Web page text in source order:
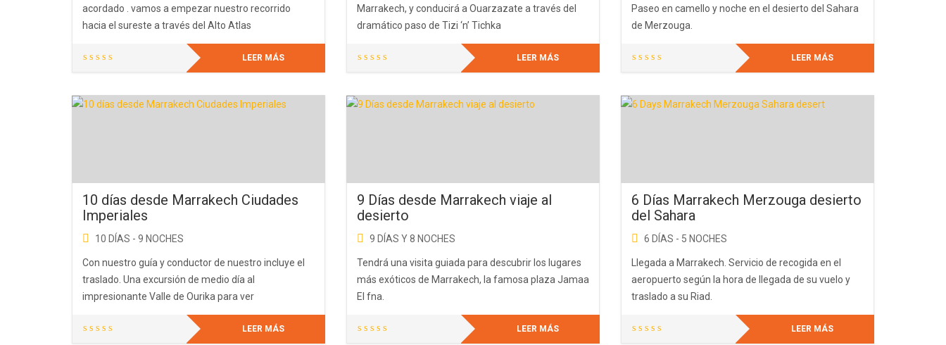
acordado . vamos a empezar nuestro recorrido
hacia el sureste a través del Alto Atlas
LEER MÁS
Marrakech, y conducirá a Ouarzazate a través del
dramático paso de Tizi ‘n’ Tichka
LEER MÁS
Paseo en camello y noche en el desierto del Sahara
de Merzouga.
LEER MÁS
10 días desde Marrakech Ciudades
Imperiales
10 DÍAS - 9 NOCHES
Con nuestro guía y conductor de nuestro incluye el
traslado. Una excursión de medio día al
impresionante Valle de Ourika para ver
LEER MÁS
9 Días desde Marrakech viaje al
desierto
9 DÍAS Y 8 NOCHES
Tendrá una visita guiada para descubrir los lugares
más exóticos de Marrakech, la famosa plaza Jamaa
El fna.
LEER MÁS
6 Días Marrakech Merzouga desierto
del Sahara
6 DÍAS - 5 NOCHES
Llegada a Marrakech. Servicio de recogida en el
aeropuerto según la hora de llegada de su vuelo y
traslado a su Riad.
LEER MÁS